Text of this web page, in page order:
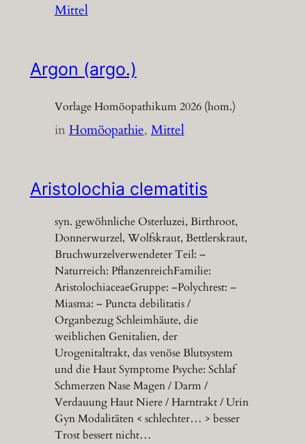
Mittel
Argon (argo.)
Vorlage Homöopathikum 2026 (hom.)
inHomöopathie, Mittel
Aristolochia clematitis
syn. gewöhnliche Osterluzei, Birthroot,
Donnerwurzel, Wolfskraut, Bettlerskraut,
Bruchwurzelverwendeter Teil: –
Naturreich: PflanzenreichFamilie:
AristolochiaceaeGruppe: –Polychrest: –
Miasma: – Puncta debilitatis /
Organbezug Schleimhäute, die
weiblichen Genitalien, der
Urogenitaltrakt, das venöse Blutsystem
und die Haut Symptome Psyche: Schlaf
Schmerzen Nase Magen / Darm /
Verdauung Haut Niere / Harntrakt / Urin
Gyn Modalitäten < schlechter… > besser
Trost bessert nicht…